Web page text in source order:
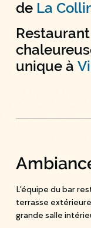
deLa
unique à
L'équipe du bar
terrasse
grande salle